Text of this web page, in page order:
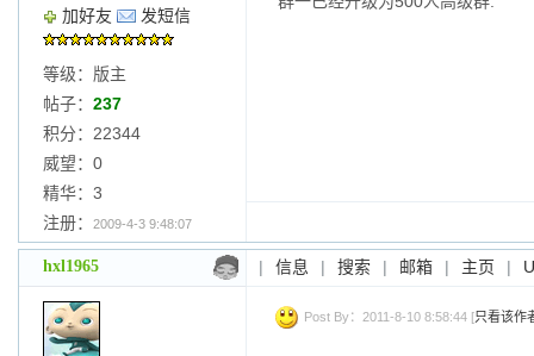
加好友 发短信
等级：版主
帖子： 237
积分：22344
威望：0
精华：3
注册：
2009-4-3 9:48:07
hxl1965 | 信息 | 搜索 | 邮箱 | 主页 |
Post By：2011-8-10 8:58:44 [只看该作